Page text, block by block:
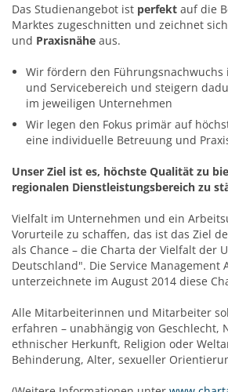
Das Studienangebot ist perfekt auf die
Marktes zugeschnitten und zeichnet
und Praxisnähe aus.
Wir fördern den Führungsnachwuchs
und Servicebereich und steigern
im jeweiligen Unternehmen
Wir legen den Fokus primär auf
eine individuelle Betreuung und
Unser Ziel ist es, höchste Qualität zu
regionalen Dienstleistungsbereich zu
Vielfalt im Unternehmen und ein
Vorurteile zu schaffen, das ist das Ziel
als Chance – die Charta der Vielfalt der
Deutschland". Die Service Management
unterzeichnete im August 2014 diese
Alle Mitarbeiterinnen und Mitarbeiter
erfahren – unabhängig von Geschlecht,
ethnischer Herkunft, Religion oder
Behinderung, Alter, sexueller